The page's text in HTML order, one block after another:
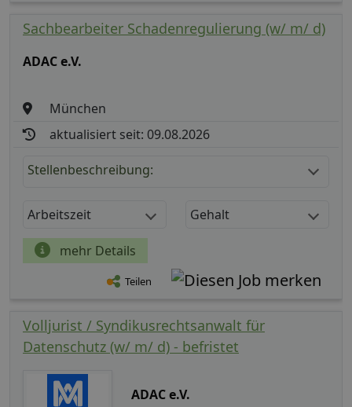
Sachbearbeiter Schadenregulierung (w/ m/ d)
ADAC e.V.
München
aktualisiert seit: 09.08.2026
Stellenbeschreibung:
Arbeitszeit Gehalt
mehr Details
Teilen
Volljurist / Syndikusrechtsanwalt für
Datenschutz (w/ m/ d) - befristet
ADAC e.V.